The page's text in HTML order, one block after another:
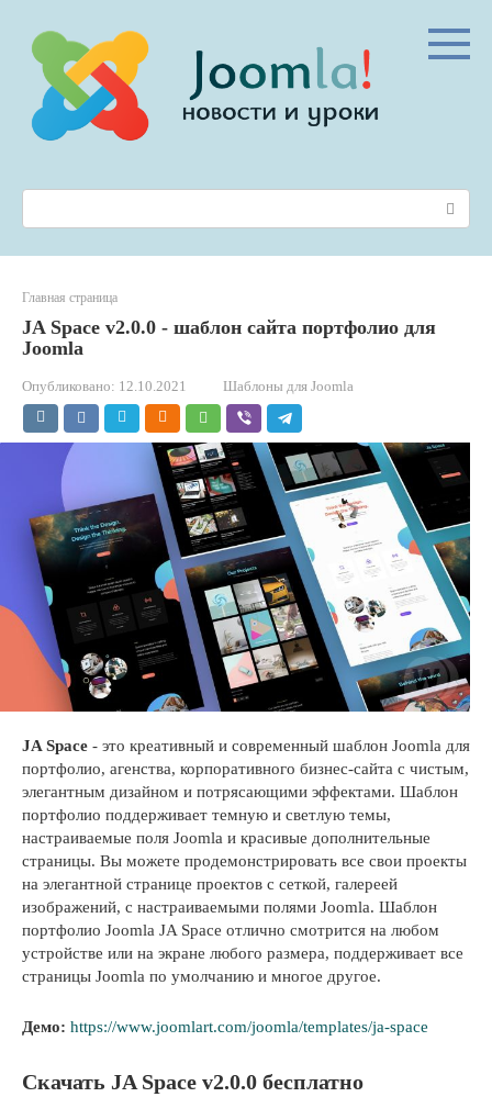
контенту
Главная страница
JA Space v2.0.0 - шаблон сайта портфолио для
Joomla
Опубликовано: 12.10.2021 Шаблоны для Joomla
JA Space - это креативный и современный шаблон Joomla для
портфолио, агенства, корпоративного бизнес-сайта с чистым,
элегантным дизайном и потрясающими эффектами. Шаблон
портфолио поддерживает темную и светлую темы,
настраиваемые поля Joomla и красивые дополнительные
страницы. Вы можете продемонстрировать все свои проекты
на элегантной странице проектов с сеткой, галереей
изображений, с настраиваемыми полями Joomla. Шаблон
портфолио Joomla JA Space отлично смотрится на любом
устройстве или на экране любого размера, поддерживает все
страницы Joomla по умолчанию и многое другое.
Демо: https://www.joomlart.com/joomla/templates/ja-space
Скачать JA Space v2.0.0 бесплатно